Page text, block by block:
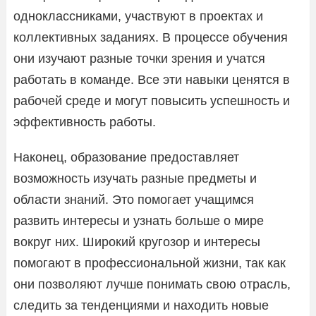
одноклассниками, участвуют в проектах и
коллективных заданиях. В процессе обучения
они изучают разные точки зрения и учатся
работать в команде. Все эти навыки ценятся в
рабочей среде и могут повысить успешность и
эффективность работы.
Наконец, образование предоставляет
возможность изучать разные предметы и
области знаний. Это помогает учащимся
развить интересы и узнать больше о мире
вокруг них. Широкий кругозор и интересы
помогают в профессиональной жизни, так как
они позволяют лучше понимать свою отрасль,
следить за тенденциями и находить новые